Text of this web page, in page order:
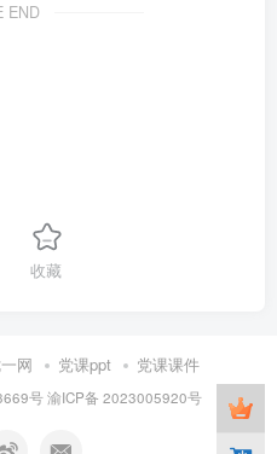
END
收藏
网 党课ppt 党课课件
号渝ICP备 2023005920号